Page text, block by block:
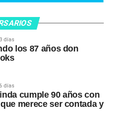
3 días
los 87 años don
6 días
cumple 90 años con
merece ser contada y